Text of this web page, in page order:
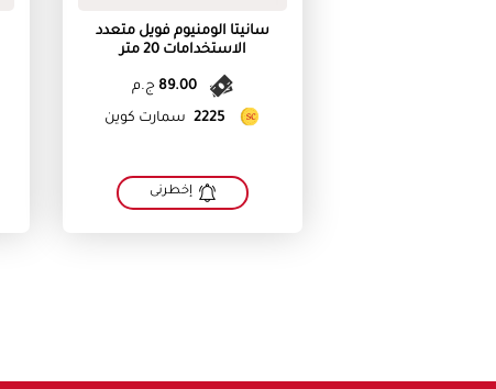
سانيتا الومنيوم فويل متعدد
الاستخدامات 20 متر
89.00 ج.م
2225 سمارت كوين
إخطرنى